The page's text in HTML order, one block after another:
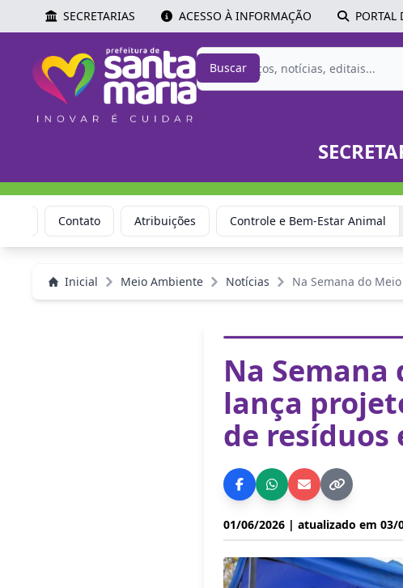
SECRETARIAS ACESSO À INFORMAÇÃO PORTAL
Buscar
Contato Atribuições Controle e Bem-Estar Animal
Inicial Meio Ambiente Notícias Na Semana do
Na
lança
de
01/06/2026 | atualizado em 03/